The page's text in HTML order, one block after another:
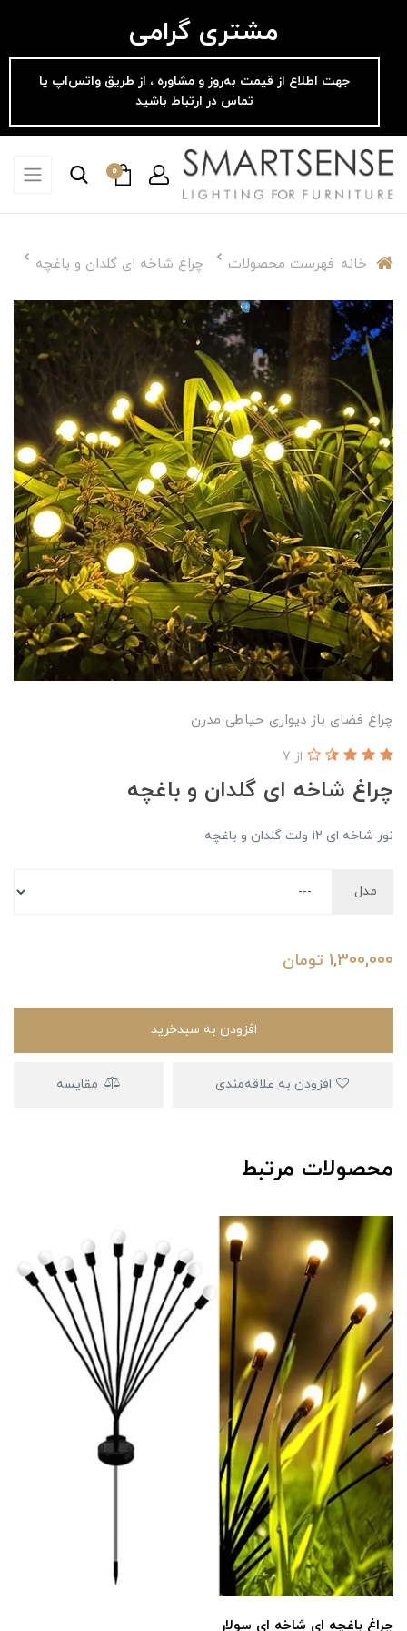
مشتری گرامی
جهت اطلاع از قیمت به‌روز و مشاوره ، از طریق واتس‌اپ یا
تماس در ارتباط باشید
0
خانه فهرست محصولات چراغ شاخه ای گلدان و باغچه
چراغ فضای باز دیواری حیاطی مدرن
چراغ شاخه ای گلدان و باغچه
از 7
نور شاخه ای 12 ولت گلدان و باغچه
مدل
1,300,000 تومان
افزودن به سبدخرید
مقایسه
محصولات مرتبط
چراغ باغچه ای شاخه ای سولار